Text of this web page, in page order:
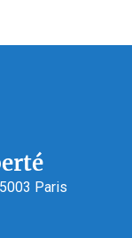
Paris